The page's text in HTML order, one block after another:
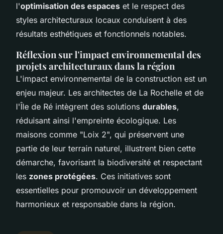
l'optimisation des espaces et le respect des
styles architecturaux locaux conduisent à des
résultats esthétiques et fonctionnels notables.
Réflexion sur l'impact environnemental des
projets architecturaux dans la région
L'impact environnemental de la construction est un
enjeu majeur. Les architectes de La Rochelle et de
l'Île de Ré intègrent des solutions durables,
réduisant ainsi l'empreinte écologique. Les
maisons comme "Loix 2", qui préservent une
partie de leur terrain naturel, illustrent bien cette
démarche, favorisant la biodiversité et respectant
les zones protégées. Ces initiatives sont
essentielles pour promouvoir un développement
harmonieux et responsable dans la région.